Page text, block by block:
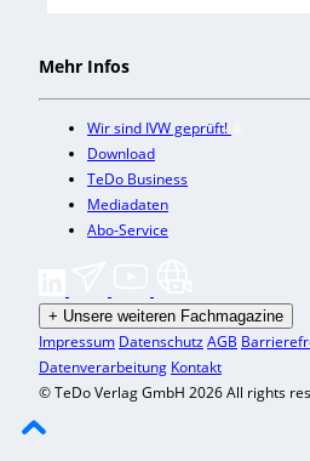
Mehr Infos
Wir sind IVW geprüft!
Download
TeDo Business
Mediadaten
Abo-Service
+ Unsere weiteren Fachmagazine
Impressum DatenschutzAGB
Datenverarbeitung Kontakt
© TeDo Verlag GmbH 2026 All rights